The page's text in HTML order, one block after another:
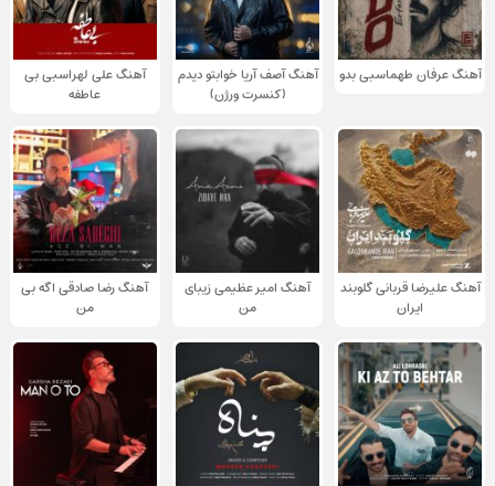
آهنگ عرفان طهماسبی بدو
آهنگ آصف آریا خوابتو دیدم
(کنسرت ورژن)
آهنگ علی لهراسبی بی
عاطفه
آهنگ علیرضا قربانی گلوبند
ایران
آهنگ امیر عظیمی زیبای
من
آهنگ رضا صادقی اگه بی
من